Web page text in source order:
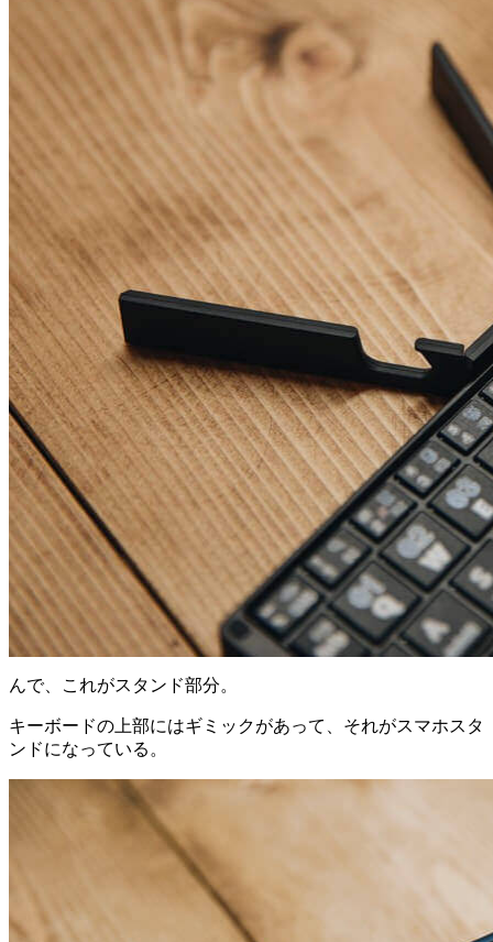
んで、これがスタンド部分。
キーボードの上部にはギミックがあって、それがスマホスタ
ンドになっている。